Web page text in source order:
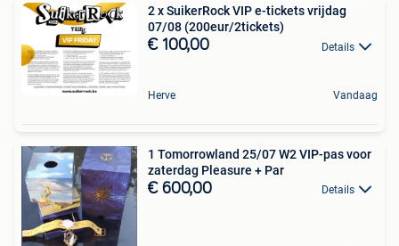
2 x SuikerRock VIP e-tickets vrijdag
07/08 (200eur/2tickets)
€ 100,00 Details
Herve Vandaag
1 Tomorrowland 25/07 W2 VIP-pas voor
zaterdag Pleasure + Par
€ 600,00 Details